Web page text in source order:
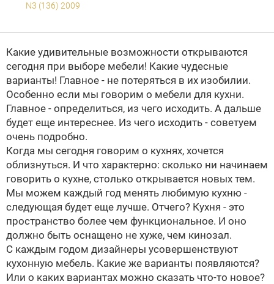
N3 (136) 2009
Какие удивительные возможности открываются
сегодня при выборе мебели! Какие чудесные
варианты! Главное - не потеряться в их изобилии.
Особенно если мы говорим о мебели для кухни.
Главное - определиться, из чего исходить. А дальше
будет еще интереснее. Из чего исходить - советуем
очень подробно.
Когда мы сегодня говорим о кухнях, хочется
облизнуться. И что характерно: сколько ни начинаем
говорить о кухне, столько открывается новых тем.
Мы можем каждый год менять любимую кухню -
следующая будет еще лучше. Отчего? Кухня - это
пространство более чем функциональное. И оно
должно быть оснащено не хуже, чем кинозал.
С каждым годом дизайнеры усовершенствуют
кухонную мебель. Какие же варианты появляются?
Или о каких вариантах можно сказать что-то новое?